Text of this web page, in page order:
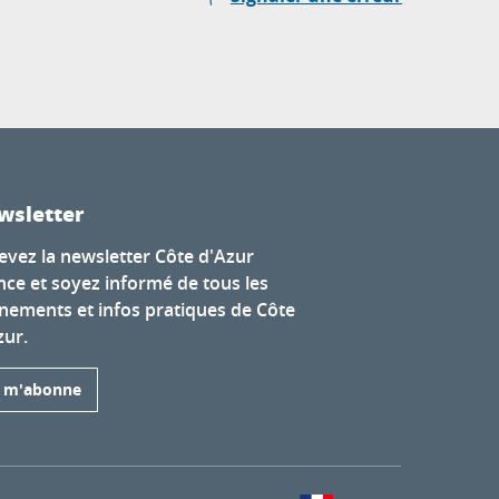
la newsletter Côte d'Azur
et soyez informé de tous les
et infos pratiques de Côte
m'abonne